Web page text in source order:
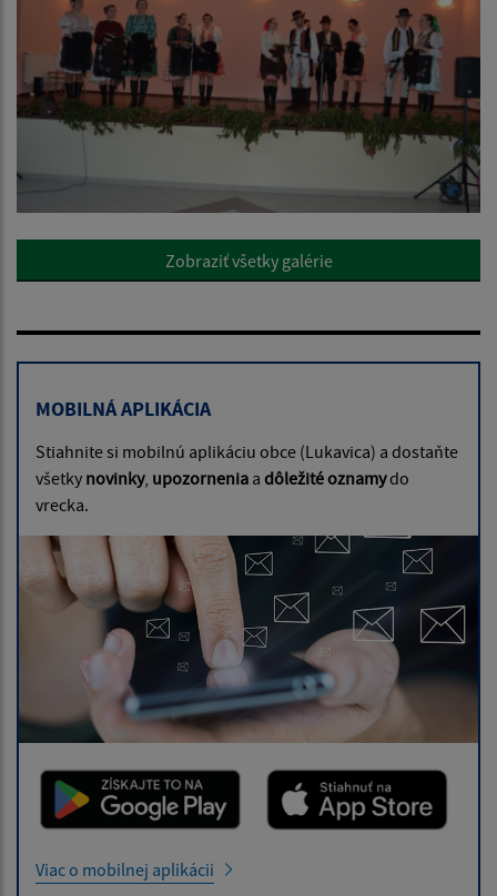
Zobraziť všetky galérie
MOBILNÁ APLIKÁCIA
Stiahnite si mobilnú aplikáciu obce (Lukavica) a dostaňte
všetky novinky, upozornenia a dôležité oznamydo
vrecka.
Viac o mobilnej aplikácii